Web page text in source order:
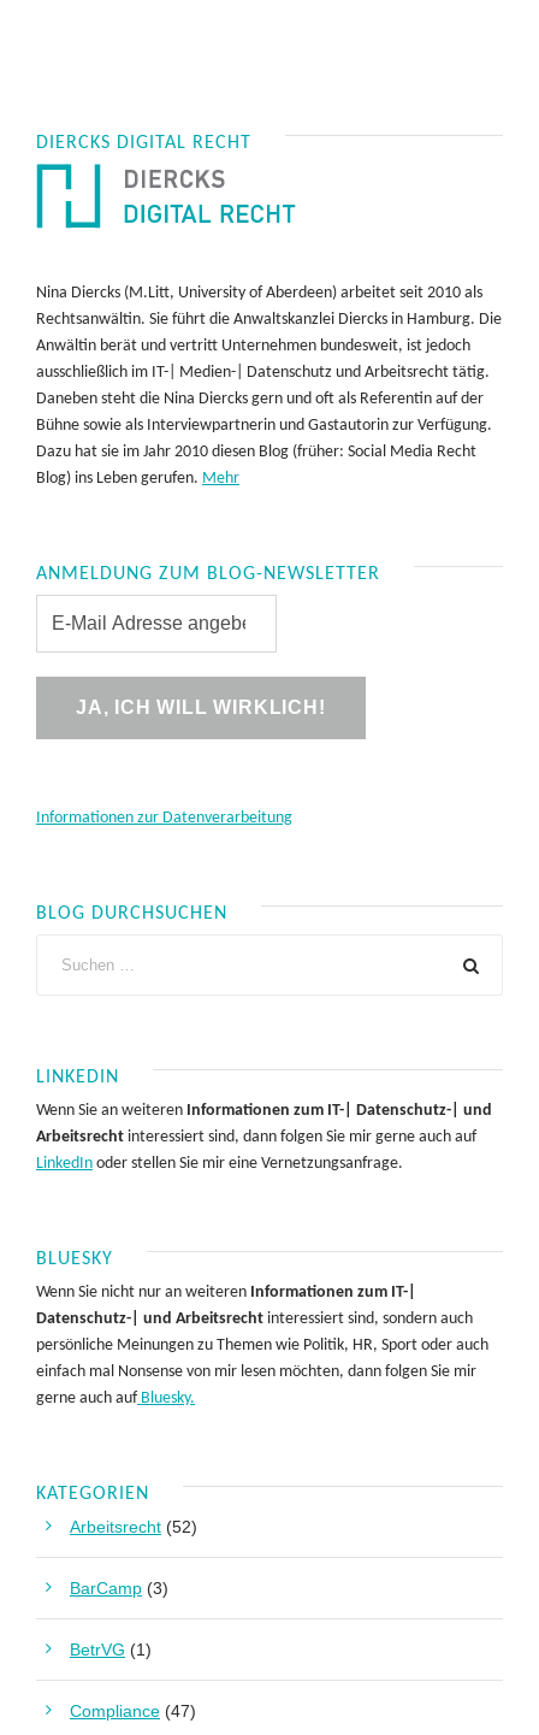
DIERCKS DIGITAL RECHT
Nina Diercks (M.Litt, University of Aberdeen) arbeitet seit 2010 als
Rechtsanwältin. Sie führt die Anwaltskanzlei Diercks in Hamburg. Die
Anwältin berät und vertritt Unternehmen bundesweit, ist jedoch
ausschließlich im IT-| Medien-| Datenschutz und Arbeitsrecht tätig.
Daneben steht die Nina Diercks gern und oft als Referentin auf der
Bühne sowie als Interviewpartnerin und Gastautorin zur Verfügung.
Dazu hat sie im Jahr 2010 diesen Blog (früher: Social Media Recht
Blog) ins Leben gerufen. Mehr
ANMELDUNG ZUM BLOG-NEWSLETTER
Informationen zur Datenverarbeitung
BLOG DURCHSUCHEN
LINKEDIN
Wenn Sie an weiteren Informationen zum IT-| Datenschutz-| und
Arbeitsrecht interessiert sind, dann folgen Sie mir gerne auch auf
LinkedIn oder stellen Sie mir eine Vernetzungsanfrage.
BLUESKY
Wenn Sie nicht nur an weiteren Informationen zum IT-|
Datenschutz-| und Arbeitsrecht interessiert sind, sondern auch
persönliche Meinungen zu Themen wie Politik, HR, Sport oder auch
einfach mal Nonsense von mir lesen möchten, dann folgen Sie mir
gerne auch aufBluesky.
KATEGORIEN
Arbeitsrecht (52)
BarCamp (3)
BetrVG (1)
Compliance (47)